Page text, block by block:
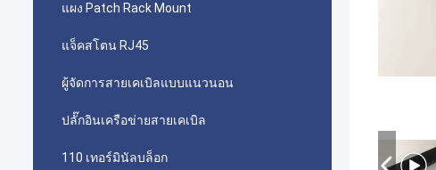
แผง Patch Rack Mount
แจ็คสโตน RJ45
ผู้จัดการสายเคเบิลแบบแนวนอน
ปลั๊กอินเครือข่ายสายเคเบิล
110 เทอร์มินัลบล็อก